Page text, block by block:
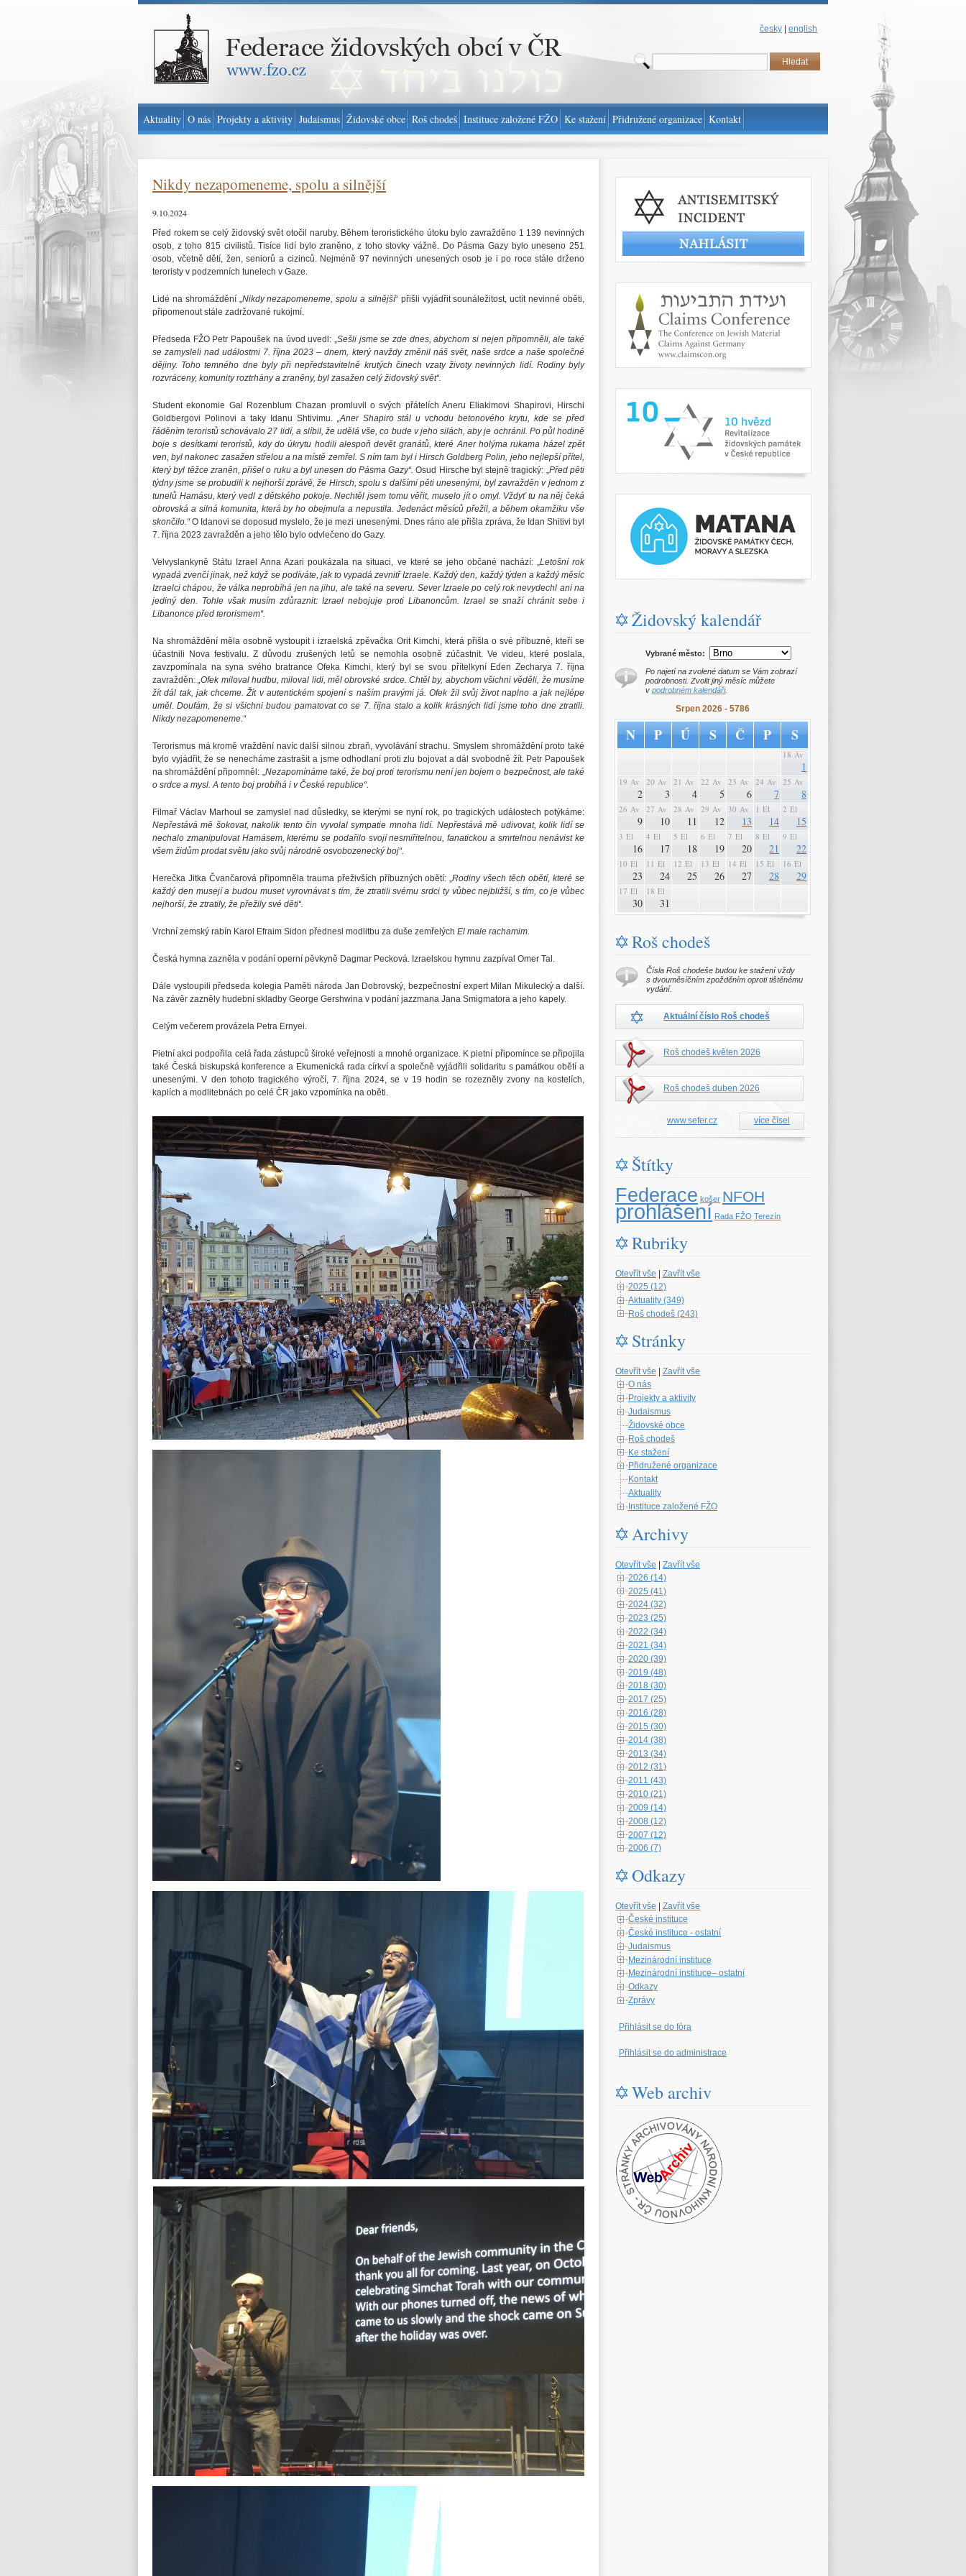
Federace židovských obcí v ČR - www.fzo.cz
česky english
Nikdy nezapomeneme, spolu a silnější
9.10.2024
Před rokem se celý židovský svět otočil naruby. Během teroristického útoku bylo zavražděno 1 139 nevinných
osob, z toho 815 civilistů. Tisíce lidí bylo zraněno, z toho stovky vážně. Do Pásma Gazy bylo uneseno 251
osob, včetně dětí, žen, seniorů a cizinců. Nejméně 97 nevinných unesených osob je i po roce stále drženo
teroristy v podzemních tunelech v Gaze.
Lidé na shromáždění „Nikdy nezapomeneme, spolu a silnější“ přišli vyjádřit sounáležitost, uctít nevinné oběti,
připomenout stále zadržované rukojmí.
Předseda FŽO Petr Papoušek na úvod uvedl: „Sešli jsme se zde dnes, abychom si nejen připomněli, ale také
se zamysleli nad událostmi 7. října 2023 – dnem, který navždy změnil náš svět, naše srdce a naše společné
dějiny. Toho temného dne byly při nepředstavitelně krutých činech vzaty životy nevinných lidí. Rodiny byly
rozvráceny, komunity roztrhány a zraněny, byl zasažen celý židovský svět“.
Student ekonomie Gal Rozenblum Chazan promluvil o svých přátelích Aneru Eliakimovi Shapirovi, Hirschi
Goldbergovi Polinovi a taky Idanu Shtivimu. „Aner Shapiro stál u vchodu betonového krytu, kde se před
řáděním teroristů schovávalo 27 lidí, a slíbil, že udělá vše, co bude v jeho silách, aby je ochránil. Po půl hodině
boje s desítkami teroristů, kdy do úkrytu hodili alespoň devět granátů, které Aner holýma rukama házel zpět
ven, byl nakonec zasažen střelou a na místě zemřel. S ním tam byl i Hirsch Goldberg Polin, jeho nejlepší přítel,
který byl těžce zraněn, přišel o ruku a byl unesen do Pásma Gazy“.Osud Hirsche byl stejně tragický: „Před pěti
týdny jsme se probudili k nejhorší zprávě, že Hirsch, spolu s dalšími pěti unesenými, byl zavražděn v jednom z
tunelů Hamásu, který vedl z dětského pokoje. Nechtěl jsem tomu věřit, muselo jít o omyl. Vždyť tu na něj čeká
obrovská a silná komunita, která by ho obejmula a nepustila. Jedenáct měsíců přežil, a během okamžiku vše
skončilo.“O Idanovi se doposud myslelo, že je mezi unesenými. Dnes ráno ale přišla zpráva, že Idan Shitivi byl
7. října 2023 zavražděn a jeho tělo bylo odvlečeno do Gazy.
Velvyslankyně Státu Izrael Anna Azari poukázala na situaci, ve které se jeho občané nachází: „Letošní rok
vypadá zvenčí jinak, než když se podíváte, jak to vypadá zevnitř Izraele. Každý den, každý týden a každý měsíc
Izraelci chápou, že válka neprobíhá jen na jihu, ale také na severu. Sever Izraele po celý rok nevydechl ani na
jediný den. Tohle však musím zdůraznit: Izrael nebojuje proti Libanoncům. Izrael se snaží chránit sebe i
Libanonce před terorismem“.
Na shromáždění měla osobně vystoupit i izraelská zpěvačka Orit Kimchi, která přišla o své příbuzné, kteří se
účastnili Nova festivalu. Z důvodu zrušených letů se nemohla osobně zúčastnit. Ve videu, které poslala,
zavzpomínala na syna svého bratrance Ofeka Kimchi, který byl se svou přítelkyní Eden Zecharya 7. října
zavražděn:„Ofek miloval hudbu, miloval lidi, měl obrovské srdce. Chtěl by, abychom všichni věděli, že musíme
žít dál tak, jak chceme. Žít v autentickém spojení s naším pravými já. Ofek žil svůj život naplno a jak nejlépe
uměl. Doufám, že si všichni budou pamatovat co se 7. října stalo a kolik krásných lidí jsme toho dne ztratili.
Nikdy nezapomeneme.“
Terorismus má kromě vraždění navíc další silnou zbraň, vyvolávání strachu. Smyslem shromáždění proto také
bylo vyjádřit, že se nenecháme zastrašit a jsme odhodlaní proti zlu bojovat a dál svobodně žít. Petr Papoušek
na shromáždění připomněl: „Nezapomínáme také, že boj proti terorismu není jen bojem o bezpečnost, ale také
o srdce a mysl. A tento boj probíhá i v České republice“.
Filmař Václav Marhoul se zamyslel nad důsledky, se kterými se nyní rok, po tragických událostech potýkáme:
Nepřestává mě šokovat, nakolik tento čin vyvolal sympatie mnoha lidí. Nepřestává mě udivovat, kolik lidí se
nechalo zmanipulovat Hamásem, kterému se podařilo svojí nesmiřitelnou, fanatickou a smrtelnou nenávist ke
všem židům prodat světu jako svůj národně osvobozenecký boj“.
Herečka Jitka Čvančarová připomněla trauma přeživších příbuzných obětí: „Rodiny všech těch obětí, které se
každý den musejí a budou muset vyrovnávat s tím, že ztratili svému srdci ty vůbec nejbližší, s tím, co je vůbec
nejhorší, že ztratily, že přežily své děti“.
Vrchní zemský rabín Karol Efraim Sidon přednesl modlitbu za duše zemřelých El male rachamim.
Česká hymna zazněla v podání operní pěvkyně Dagmar Pecková. Izraelskou hymnu zazpíval Omer Tal.
Dále vystoupili předseda kolegia Paměti národa Jan Dobrovský, bezpečnostní expert Milan Mikulecký a další.
Na závěr zazněly hudební skladby George Gershwina v podání jazzmana Jana Smigmatora a jeho kapely.
Celým večerem provázela Petra Ernyei.
Pietní akci podpořila celá řada zástupců široké veřejnosti a mnohé organizace. K pietní připomínce se připojila
také Česká biskupská konference a Ekumenická rada církví a společně vyjádřili solidaritu s památkou obětí a
unesenými. V den tohoto tragického výročí, 7. října 2024, se v 19 hodin se rozezněly zvony na kostelích,
kaplích a modlitebnách po celé ČR jako vzpomínka na oběti.
Židovský kalendář
Vybrané město:
Po najetí na zvolené datum se Vám zobrazí
podrobnosti. Zvolit jiný měsíc můžete
v podrobném kalendáři.
Srpen 2026 - 5786
N P Ú S Č P S
18 Av
1
19 Av
2
20 Av
3
21 Av
4
22 Av
5
23 Av
6
24 Av
7
25 Av
8
26 Av
9
27 Av
10
28 Av
11
29 Av
12
30 Av
13
1 El
14
2 El
15
3 El
16
4 El
17
5 El
18
6 El
19
7 El
20
8 El
21
9 El
22
10 El
23
11 El
24
12 El
25
13 El
26
14 El
27
15 El
28
16 El
29
17 El
30
18 El
31
Roš chodeš
Čísla Roš chodeše budou ke stažení vždy
s dvouměsíčním zpožděním oproti tištěnému
vydání.
Aktuální číslo Roš chodeš
Roš chodeš květen 2026
Roš chodeš duben 2026
www.sefer.cz více čísel
Štítky
Federace košer NFOH
prohlášení Rada FŽO Terezín
Rubriky
Otevřít vše
Zavřít vše
2025 (12)
Aktuality (349)
Roš chodeš (243)
Stránky
Otevřít vše
Zavřít vše
O nás
Projekty a aktivity
Judaismus
Židovské obce
Roš chodeš
Ke stažení
Přidružené organizace
Kontakt
Aktuality
Instituce založené FŽO
Archivy
Otevřít vše | Zavřít vše
2026 (14)
2025 (41)
2024 (32)
2023 (25)
2022 (34)
2021 (34)
2020 (39)
2019 (48)
2018 (30)
2017 (25)
2016 (28)
2015 (30)
2014 (38)
2013 (34)
2012 (31)
2011 (43)
2010 (21)
2009 (14)
2008 (12)
2007 (12)
2006 (7)
Odkazy
Otevřít vše
Zavřít vše
České instituce
České instituce - ostatní
Judaismus
Mezinárodní instituce
Mezinárodní instituce– ostatní
Odkazy
Zprávy
Přihlásit se do fóra
Přihlásit se do administrace
Web archiv
Aktuality O nás Projekty a aktivity Judaismus Židovské obce Roš chodeš Instituce založené FŽO Ke stažení Přidružené organizace Kontakt